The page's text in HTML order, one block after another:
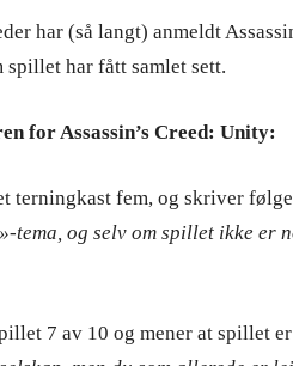
har (så langt) anmeldt
har fått samlet sett.
for Assassin’s Creed: Unity:
terningkast fem, og skriver
tema, og selv om spillet ikke
7 av 10 og mener at spillet